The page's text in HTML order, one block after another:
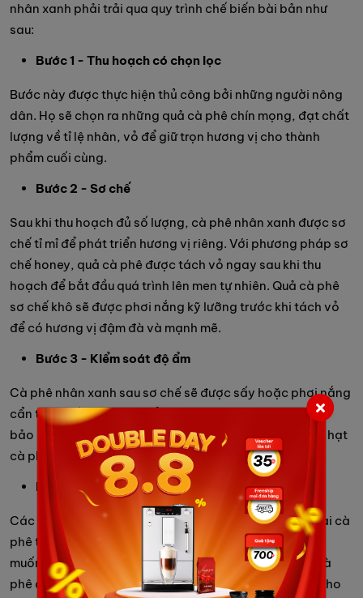
nhân xanh phải trải qua quy trình chế biến bài bản như
sau:
Bước 1 - Thu hoạch có chọn lọc
Bước này được thực hiện thủ công bởi những người nông
dân. Họ sẽ chọn ra những quả cà phê chín mọng, đạt chất
lượng về tỉ lệ nhân, vỏ để giữ trọn hương vị cho thành
phẩm cuối cùng.
Bước 2 - Sơ chế
Sau khi thu hoạch đủ số lượng, cà phê nhân xanh được sơ
chế tỉ mỉ để phát triển hương vị riêng. Với phương pháp sơ
chế honey, quả cà phê được tách vỏ ngay sau khi thu
hoạch để bắt đầu quá trình lên men tự nhiên. Quả cà phê
sơ chế khô sẽ được phơi nắng kỹ lưỡng trước khi tách vỏ
để có hương vị đậm đà và mạnh mẽ.
Bước 3 - Kiểm soát độ ẩm
Cà phê nhân xanh sau sơ chế sẽ được sấy hoặc phơi nắng
cẩn thận đến khi đạt độ ẩm 12.5%. Đây là ngưỡng đảm
bảo chất lượng cho cà phê nhân xanh, giúp bảo quản hạt
cà phê luôn tươi ngon, tránh ẩm mốc.
Bước 4 - Sàng lọc và hoàn thiện
Các hạt cà phê sẽ được sàng lọc kỹ lưỡng để phân loại cà
phê theo kích thước và loại bỏ tạp chất không mong
muốn. Sau khi trải qua quá trình sàng lọc, những hạt cà
phê đạt chuẩn sẽ được đóng gói cẩn thận, sẵn sàng cho